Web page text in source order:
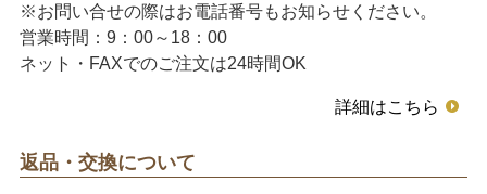
※お問い合せの際はお電話番号もお知らせください。
営業時間：9：00～18：00
ネット・FAXでのご注文は24時間OK
詳細はこちら
返品・交換について